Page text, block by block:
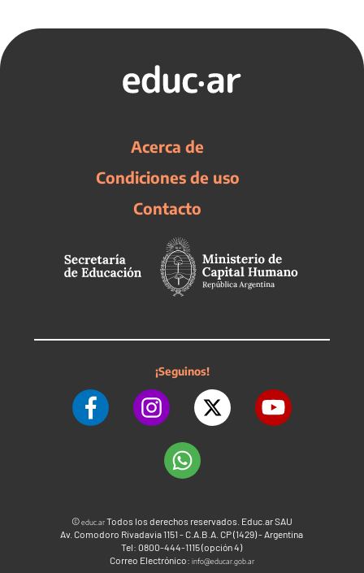
Acerca de
Condiciones de uso
Contacto
¡Seguinos!
©educ.arTodos los derechos reservados. Educ.ar SAU
Av. Comodoro Rivadavia 1151 - C.A.B.A. CP (1429) - Argentina
Tel: 0800-444-1115 (opción 4)
Correo Electrónico: info@educar.gob.ar